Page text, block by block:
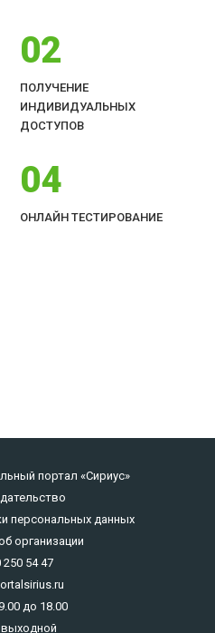
02
ПОЛУЧЕНИЕ
ИНДИВИДУАЛЬНЫХ
ДОСТУПОВ
04
ОНЛАЙН ТЕСТИРОВАНИЕ
портал «Сириус»
персональных данных
организации
250 54 47
до 18.00